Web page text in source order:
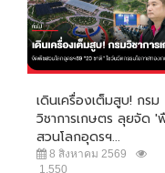
เดินเครื่องเต็มสูบ! กรม
วิชาการเกษตร ลุยจัด '
สวนโลกอุดรฯ...
8 สิงหาคม 2569
1,550